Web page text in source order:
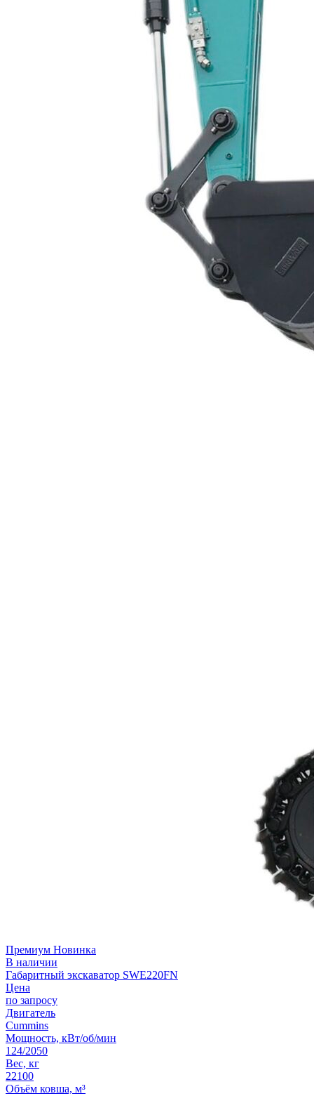
Премиум Новинка
В наличии
Габаритный экскаватор SWE220FN
Цена
по запросу
Двигатель
Cummins
Мощность, кВт/об/мин
124/2050
Вес, кг
22100
Объём ковша, м³